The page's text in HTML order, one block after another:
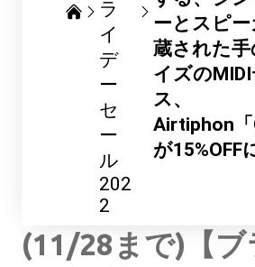
ラ
イ
デ
ー
セ
ー
ル
202
2
ーとスピ
蔵された
イズの
ス、
Airtiphon「
が15%OFF
(11/28まで)【ブ